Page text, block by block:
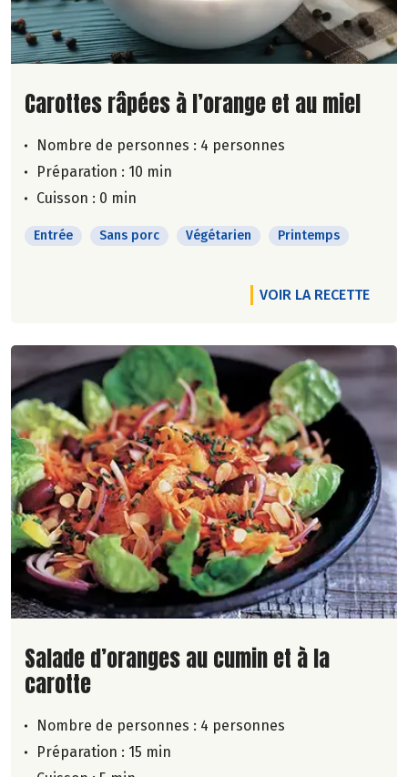
Lire la suite de la recette
Carottes râpées à l’orange et au miel
Nombre de personnes : 4 personnes
Préparation : 10 min
Cuisson : 0 min
Entrée Sans porc Végétarien Printemps
VOIR LA RECETTE
Lire la suite de la recette
Salade d’oranges au cumin et à la
carotte
Nombre de personnes : 4 personnes
Préparation : 15 min